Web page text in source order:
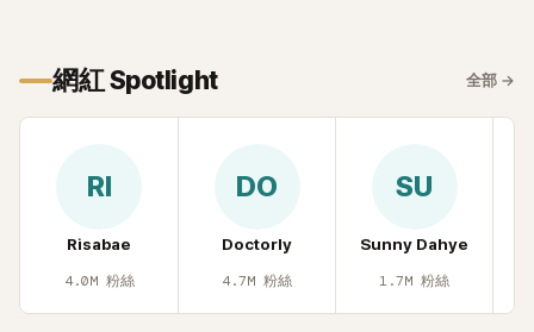
網紅 Spotlight 全部 →
RI
Risabae
4.0M 粉絲
DO
Doctorly
4.7M 粉絲
SU
Sunny Dahye
1.7M 粉絲